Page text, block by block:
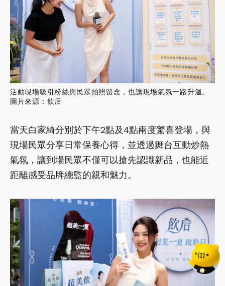
活動現場吸引粉絲與民眾拍照留念，也讓現場氣氛一路升溫。
圖片來源：飲后
當天白家綺分別於下午2點及4點兩度驚喜登場，與
現場民眾分享日常保養心得，並透過舞台互動炒熱
氣氛，讓到場民眾不僅可以搶先認識新品，也能近
距離感受品牌總監的親和魅力。